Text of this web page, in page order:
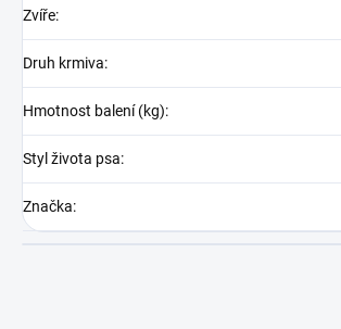
Zvíře:
Druh krmiva:
Hmotnost balení (kg):
Styl života psa:
Značka: